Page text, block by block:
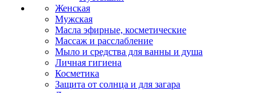
Женская
Мужская
Масла эфирные, косметические
Массаж и расслабление
Мыло и средства для ванны и душа
Личная гигиена
Косметика
Защита от солнца и для загара